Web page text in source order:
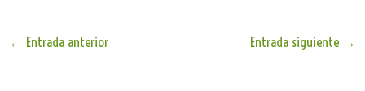
← Entrada anterior Entrada siguiente →